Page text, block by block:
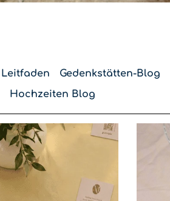
Leitfaden Gedenkstätten-Blog
Hochzeiten Blog